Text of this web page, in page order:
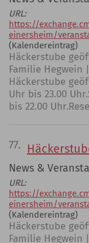
URL:
https://
einersheim/
(Kalendereintrag)
Häckerstube
Familie Hegwein
Häckerstube
Uhr bis 23.00
bis 22.00
77.
News &
URL:
https://
einersheim/
(Kalendereintrag)
Häckerstube
Familie Hegwein